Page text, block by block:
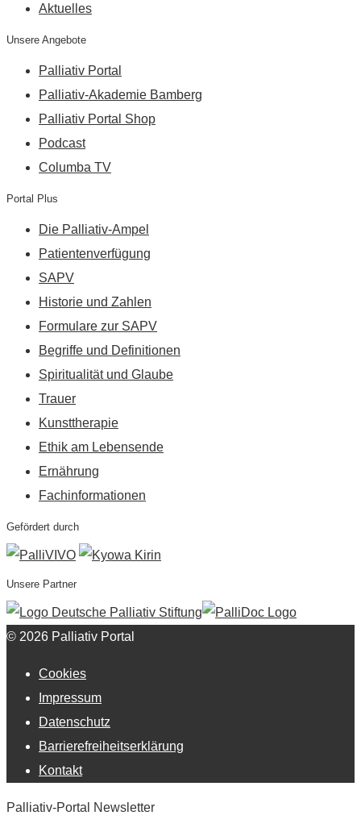
Aktuelles
Unsere Angebote
Palliativ Portal
Palliativ-Akademie Bamberg
Palliativ Portal Shop
Podcast
Columba TV
Portal Plus
Die Palliativ-Ampel
Patientenverfügung
SAPV
Historie und Zahlen
Formulare zur SAPV
Begriffe und Definitionen
Spiritualität und Glaube
Trauer
Kunsttherapie
Ethik am Lebensende
Ernährung
Fachinformationen
Gefördert durch
Unsere Partner
© 2026 Palliativ Portal
Cookies
Impressum
Datenschutz
Barrierefreiheitserklärung
Kontakt
Palliativ-Portal Newsletter